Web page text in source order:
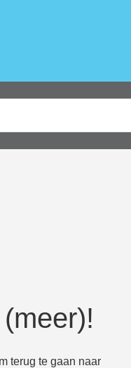
terug te gaan naar